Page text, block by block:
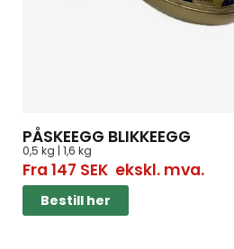
PÅSKEEGG BLIKKEEGG
0,5 kg | 1,6 kg
Fra 147 SEKekskl. mva.
Bestill her